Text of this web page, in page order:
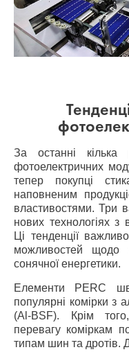
За останні кілька
фотоелектричних
тепер покупці
наповненим
властивостями. Три
нових технологіях з
Ці тенденції
можливостей щодо
сонячної енергетики.
Елементи PERC
популярні комірки з
(Al-BSF). Крім
перевагу коміркам
типам шин та дротів.